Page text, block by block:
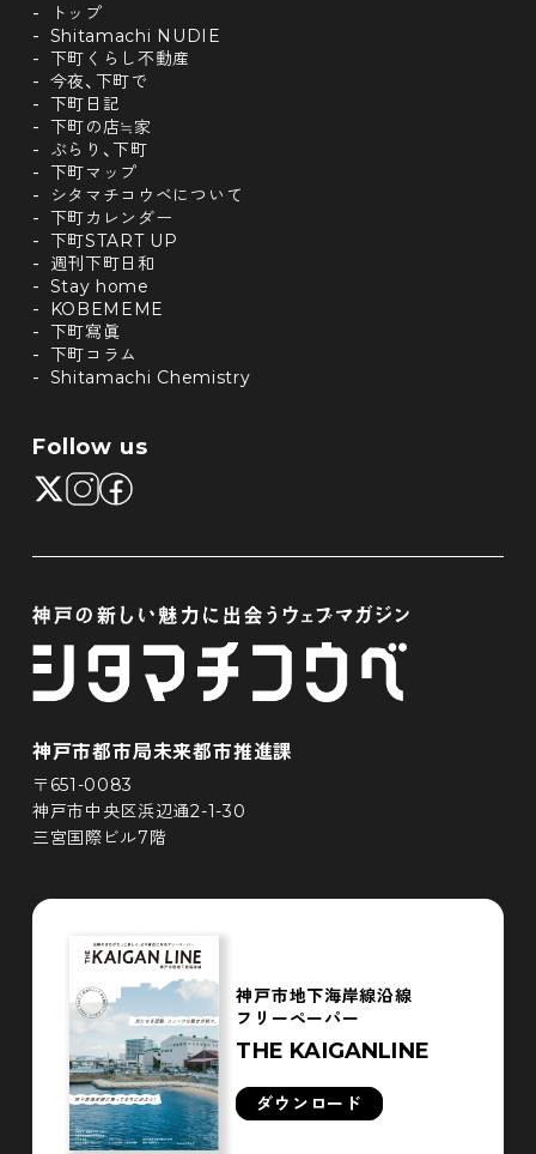
トップ
Shitamachi NUDIE
下町くらし不動産
今夜、下町で
下町日記
下町の店≒家
ぶらり、下町
下町マップ
シタマチコウベについて
下町カレンダー
下町START UP
週刊下町日和
Stay home
KOBEMEME
下町寫眞
下町コラム
Shitamachi Chemistry
Follow us
神戸市都市局未来都市推進課
〒651-0083
神戸市中央区浜辺通2-1-30
三宮国際ビル7階
神戸市地下海岸線沿線
フリーペーパー
THE KAIGANLINE
ダウンロード